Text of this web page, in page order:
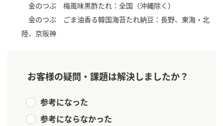
かおりの蔵
つゆ
鍋なび
PIN印
千夜
ミツカンの歴史
MIM（ミツカンミュージアム）
各部門が大切にしていること
ニュースリリース
お客様の声をいかしました
販売終了製品のご案内
金のつぶ 梅風味黒酢たれ：全国（沖縄除く）
金のつぶ ごま油香る韓国海苔たれ納豆：長野、東海・北
陸、京阪神
お客様の疑問・課題は解決しましたか？
参考になった
参考にならなかった